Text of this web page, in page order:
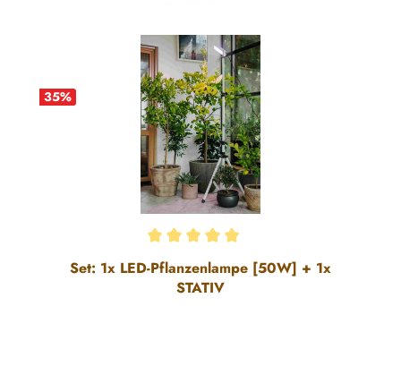
35%
Durchschnittliche Bewertung von 5 von 5 Sternen
Set: 1x LED-Pflanzenlampe [50W] + 1x
STATIV